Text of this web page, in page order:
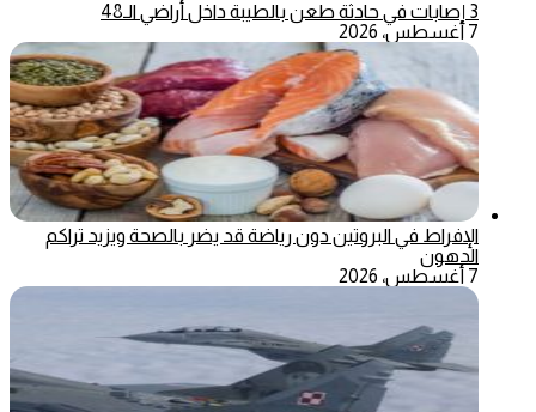
3 إصابات في حادثة طعن بالطيبة داخل أراضي الـ48
7 أغسطس، 2026
الإفراط في البروتين دون رياضة قد يضر بالصحة ويزيد تراكم
الدهون
7 أغسطس، 2026